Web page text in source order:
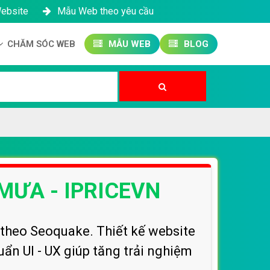
Mẫu Web theo yêu cầu
CHĂM SÓC WEB MẪU WEB BLOG
- IPRICEVN
Seoquake. Thiết kế website
UI - UX giúp tăng trải nghiệm